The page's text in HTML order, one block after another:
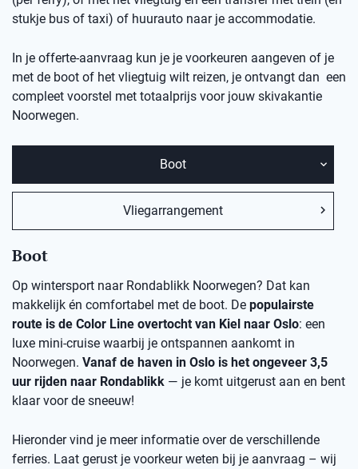
stukje bus of taxi) of huurauto naar je accommodatie.
In je offerte-aanvraag kun je je voorkeuren aangeven of je
met de boot of het vliegtuig wilt reizen, je ontvangt dan een
compleet voorstel met totaalprijs voor jouw skivakantie
Noorwegen.
Boot
Vliegarrangement
Boot
Op wintersport naar Rondablikk Noorwegen? Dat kan
makkelijk én comfortabel met de boot. De populairste
route is de Color Line overtocht van Kiel naar Oslo: een
luxe mini-cruise waarbij je ontspannen aankomt in
Noorwegen. Vanaf de haven in Oslo is het ongeveer 3,5
uur rijden naar Rondablikk — je komt uitgerust aan en bent
klaar voor de sneeuw!
Hieronder vind je meer informatie over de verschillende
ferries. Laat gerust je voorkeur weten bij je aanvraag – wij